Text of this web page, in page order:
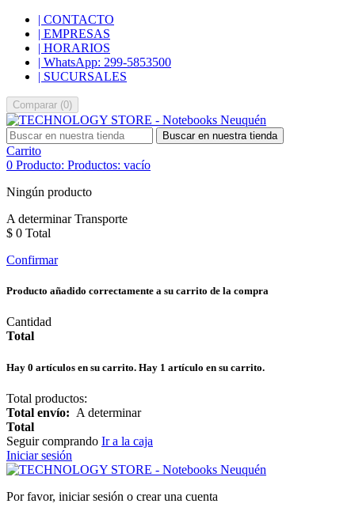
| CONTACTO
| EMPRESAS
| HORARIOS
| WhatsApp: 299-5853500
| SUCURSALES
Comparar (0)
Buscar en nuestra tienda
Carrito
0 Producto: Productos: vacío
Ningún producto
A determinarTransporte
$ 0 Total
Confirmar
Producto añadido correctamente a su carrito de la compra
Cantidad
Total
Hay 0 artículos en su carrito. Hay 1 artículo en su carrito.
Total productos:
Total envío: A determinar
Total
Seguir comprando Ir a la caja
Iniciar sesión
Por favor, iniciar sesión o crear una cuenta